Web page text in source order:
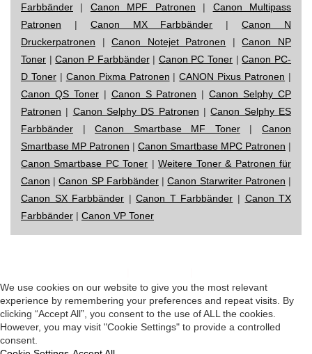
Farbbänder | Canon MPF Patronen | Canon Multipass
Patronen | Canon MX Farbbänder |Canon N
Druckerpatronen |Canon Notejet Patronen |Canon NP
Toner |Canon P Farbbänder| Canon PC Toner |Canon PC-
D Toner| Canon Pixma Patronen |CANON Pixus Patronen |
Canon QS Toner| Canon S Patronen |Canon Selphy CP
Patronen | Canon Selphy DS Patronen |Canon Selphy ES
Farbbänder |Canon Smartbase MF Toner|Canon
Smartbase MP Patronen | Canon Smartbase MPC Patronen |
Canon Smartbase PC Toner |Weitere Toner & Patronen für
Canon |Canon SP Farbbänder|Canon Starwriter Patronen |
Canon SX Farbbänder |Canon T Farbbänder | Canon TX
Farbbänder | Canon VP Toner
We use cookies on our website to give you the most relevant
experience by remembering your preferences and repeat visits. By
clicking “Accept All”, you consent to the use of ALL the cookies.
However, you may visit "Cookie Settings" to provide a controlled
consent.